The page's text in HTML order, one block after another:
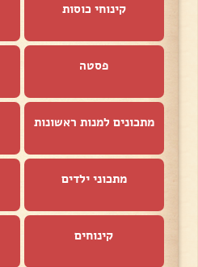
קינוחי כוסות
פסטה
מתכונים למנות ראשונות
מתכוני ילדים
קינוחים